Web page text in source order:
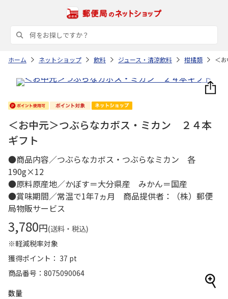
ホーム ネットショップ 飲料 ジュース・清涼飲料 柑橘類 ＜
＜お中元＞つぶらなカボス・ミカン ２４本
ギフト
●商品内容／つぶらなカボス・つぶらなミカン 各
190g×12
●原料原産地／かぼす＝大分県産 みかん＝国産
●賞味期間／常温で1年7ヵ月 商品提供者：（株）郵便
局物販サービス
3,780円(送料・税込)
※軽減税率対象
獲得ポイント： 37 pt
商品番号
8075090064
数量